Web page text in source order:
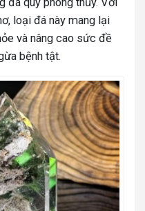
đá quý phong thủy. Với
loại đá này mang lại
và nâng cao sức đề
bệnh tật.